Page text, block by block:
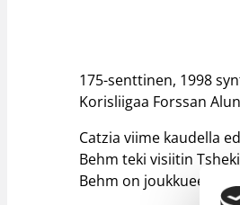
175-senttinen, 1998
Korisliigaa Forssan
Catzia viime kaudella
Behm teki visiitin
Behm on joukkueelle